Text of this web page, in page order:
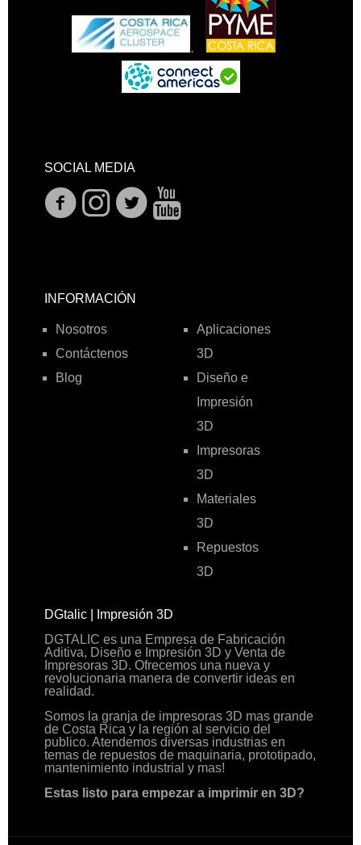
.
SOCIAL MEDIA
INFORMACIÓN
Nosotros
Contáctenos
Blog
Aplicaciones
3D
Diseño e
Impresión
3D
Impresoras
3D
Materiales
3D
Repuestos
3D
DGtalic | Impresión 3D
DGTALIC es una Empresa de Fabricación
Aditiva, Diseño e Impresión 3D y Venta de
Impresoras 3D. Ofrecemos una nueva y
revolucionaria manera de convertir ideas en
realidad.
Somos la granja de impresoras 3D mas grande
de Costa Rica y la región al servicio del
publico. Atendemos diversas industrias en
temas de repuestos de maquinaria, prototipado,
mantenimiento industrial y mas!
Estas listo para empezar a imprimir en 3D?